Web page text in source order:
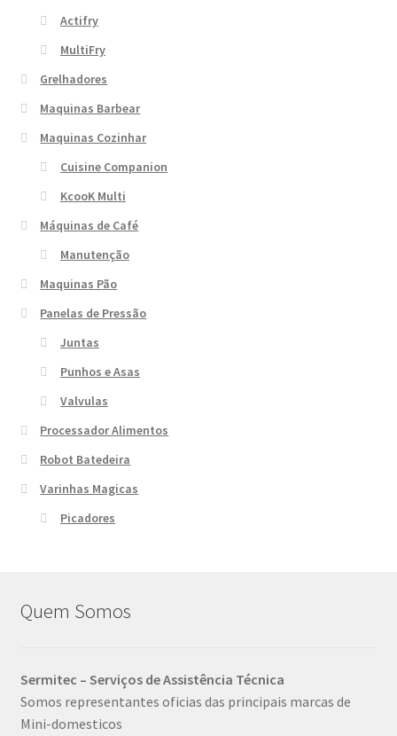
Actifry
MultiFry
Grelhadores
Maquinas Barbear
Maquinas Cozinhar
Cuisine Companion
KcooK Multi
Máquinas de Café
Manutenção
Maquinas Pão
Panelas de Pressão
Juntas
Punhos e Asas
Valvulas
Processador Alimentos
Robot Batedeira
Varinhas Magicas
Picadores
Quem Somos
Sermitec – Serviços de Assistência Técnica
Somos representantes oficias das principais marcas de
Mini-domesticos